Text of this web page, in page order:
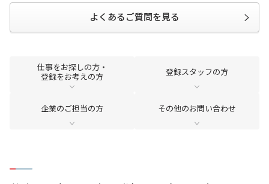
よくあるご質問
企業のご担当の方 会社案内
よくあるご質問を見る
仕事をお探しの方・
登録をお考えの方
登録スタッフの方
企業のご担当の方 その他のお問い合わせ